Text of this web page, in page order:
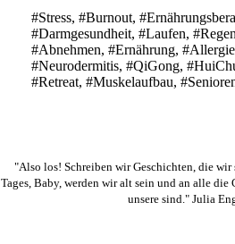
#Stress, #Burnout,
#Darmgesundheit, #Laufen,
#Abnehmen, #Ernährung,
#Neurodermitis, #QiGong,
#Retreat, #Muskelaufbau,
"Also los! Schreiben wir Geschichten, die wir
Tages, Baby, werden wir alt sein und an alle
unsere sind." Julia